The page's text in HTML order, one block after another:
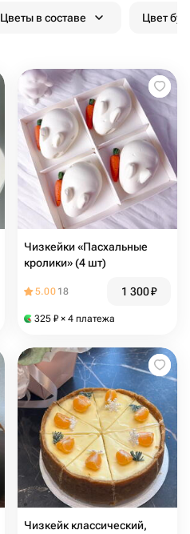
Цветы в составе Цвет
Чизкейки «Пасхальные
кролики» (4 шт)
5.00 18 1 300₽
325 ₽ × 4 платежа
Чизкейк классический,